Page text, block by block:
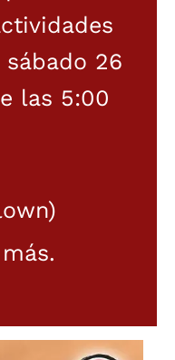
26
las 5:00